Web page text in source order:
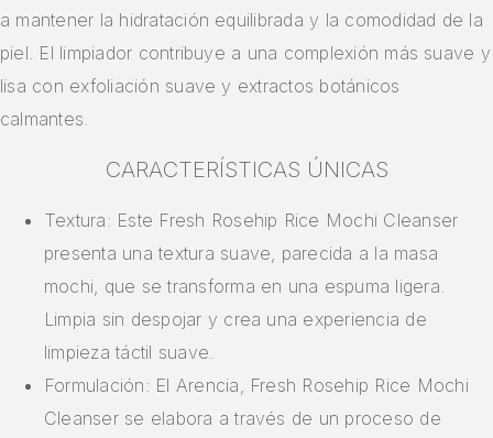
a mantener la hidratación equilibrada y la comodidad de la
piel. El limpiador contribuye a una complexión más suave y
lisa con exfoliación suave y extractos botánicos
calmantes.
CARACTERÍSTICAS ÚNICAS
Textura: Este Fresh Rosehip Rice Mochi Cleanser
presenta una textura suave, parecida a la masa
mochi, que se transforma en una espuma ligera.
Limpia sin despojar y crea una experiencia de
limpieza táctil suave.
Formulación: El Arencia, Fresh Rosehip Rice Mochi
Cleanser se elabora a través de un proceso de